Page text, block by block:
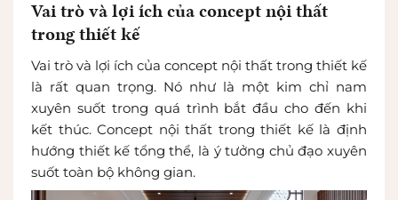
Vai trò và lợi ích của concept nội thất
trong thiết kế
Vai trò và lợi ích của concept nội thất trong thiết kế
là rất quan trọng. Nó như là một kim chỉ nam
xuyên suốt trong quá trình bắt đầu cho đến khi
kết thúc. Concept nội thất trong thiết kế là định
hướng thiết kế tổng thể, là ý tưởng chủ đạo xuyên
suốt toàn bộ không gian.